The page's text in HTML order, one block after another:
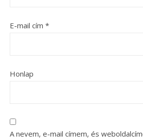
E-mail cím *
Honlap
A nevem, e-mail címem, és